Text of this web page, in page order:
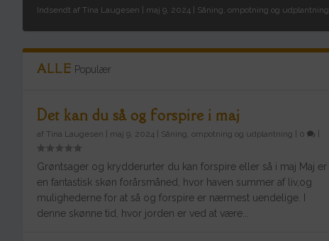
Indsendt af Tina Laugesen maj 9, 2024 Såning, ompotning og udplantning
ALLE Populær
Det kan du så og forspire i maj
af Tina Laugesen maj 9, 2024 Såning, ompotning og udplantning 0
Grøntsager og krydderurter du kan forspire eller så i maj Maj er
en fantastisk skøn forårsmåned, hvor haven summer af liv,og
mulighederne for at så og forspire er nærmest uendelige. I
denne skønne tid, hvor jorden er ved at være...